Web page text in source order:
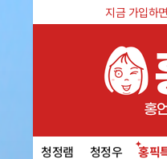
지금 가입하
청정램 청정우 홍픽